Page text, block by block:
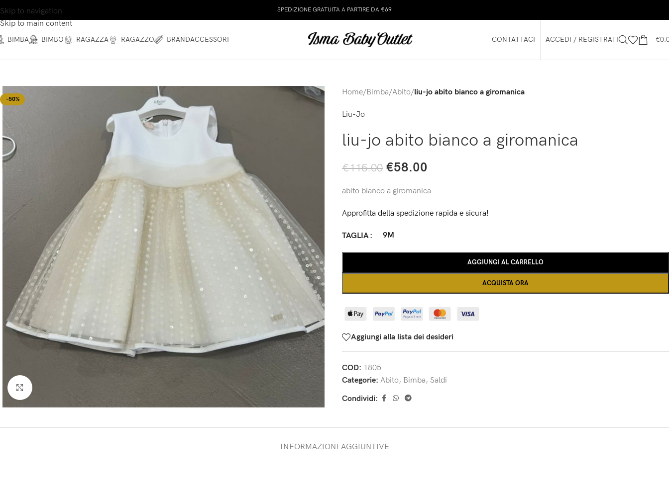
Skip to navigation
Skip to main content
SPEDIZIONE GRATUITA A PARTIRE DA €69
BIMBA BIMBO RAGAZZA RAGAZZO BRANDACCESSORI CONTATTACI ACCEDI / REGISTRATI €
-50%
Home/Bimba/Abito/liu-jo abito bianco a giromanica
Liu-Jo
liu-jo abito bianco a giromanica
€115.00 €58.00
abito bianco a giromanica
Approfitta della spedizione rapida e sicura!
TAGLIA 9M
AGGIUNGI AL CARRELLO
ACQUISTA ORA
Aggiungi alla lista dei desideri
COD: 1805
Categorie: Abito, Bimba, Saldi
Condividi:
INFORMAZIONI AGGIUNTIVE